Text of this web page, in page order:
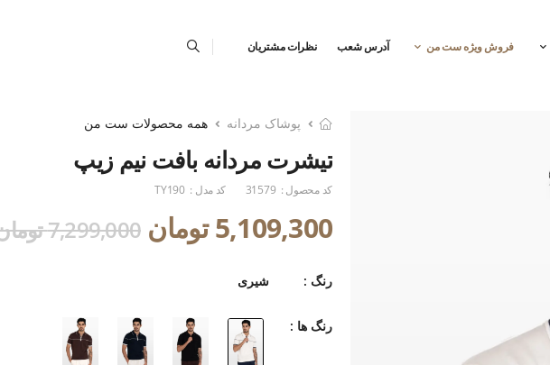
فروش ویژه ست من آدرس شعب نظرات مشتریان
پوشاک مردانه همه محصولات ست من
تیشرت مردانه بافت نیم زیپ
کد محصول : 31579 کد مدل : TY190
5,109,300 تومان 7,299,000 تومان
رنگ : شیری
رنگ ها :